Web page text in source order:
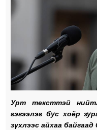
Урт тексттэй
гэгээлэг бус хоёр
зүхлээс айхаа